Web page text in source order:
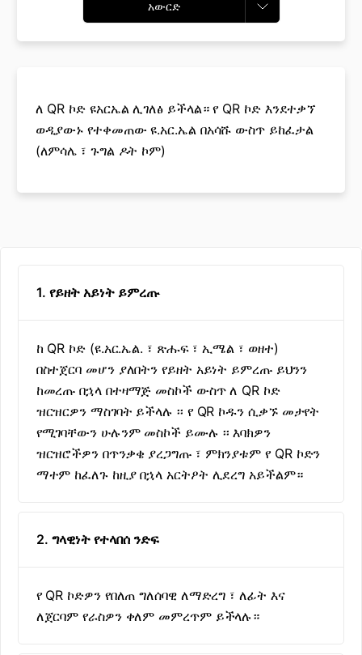
አውርድ
ለ QR ኮድ ዩአርኤል ሊገለፅ ይችላል። የ QR ኮድ እንደተቃኘ
ወዲያውኑ የተቀመጠው ዩ.አር.ኤል በአሳሹ ውስጥ ይከፈታል
(ለምሳሌ ፣ ጉግል ዶት ኮም)
1. የይዘት አይነት ይምረጡ
ከ QR ኮድ (ዩ.አር.ኤል. ፣ ጽሑፍ ፣ ኢሜል ፣ ወዘተ)
በስተጀርባ መሆን ያለበትን የይዘት አይነት ይምረጡ ይህንን
ከመረጡ በኋላ በተዛማጅ መስኮች ውስጥ ለ QR ኮድ
ዝርዝርዎን ማስገባት ይችላሉ ፡፡ የ QR ኮዱን ሲቃኙ መታየት
የሚገባቸውን ሁሉንም መስኮች ይሙሉ ፡፡ እባክዎን
ዝርዝሮችዎን በጥንቃቄ ያረጋግጡ ፣ ምክንያቱም የ QR ኮድን
ማተም ከፈለጉ ከዚያ በኋላ አርትዖት ሊደረግ አይችልም።
2. ግላዊነት የተላበሰ ንድፍ
የ QR ኮድዎን የበለጠ ግለሰባዊ ለማድረግ ፣ ለፊት እና
ለጀርባም የራስዎን ቀለም መምረጥም ይችላሉ።